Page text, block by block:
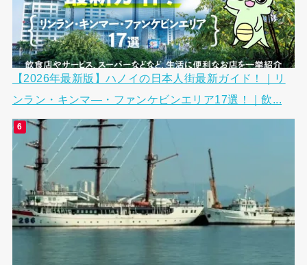
【2026年最新版】ハノイの日本人街最新ガイド！｜リ
ンラン・キンマ―・ファンケビンエリア17選！｜飲...